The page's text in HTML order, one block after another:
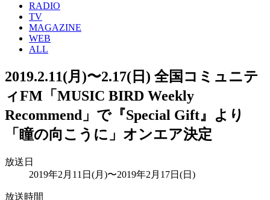
RADIO
TV
MAGAZINE
WEB
ALL
2019.2.11(月)〜2.17(日) 全国コミュニテ
ィFM「MUSIC BIRD Weekly
Recommend」で『Special Gift』より
「瞳の向こうに」オンエア決定
放送日
2019年2月11日(月)〜2019年2月17日(日)
放送時間